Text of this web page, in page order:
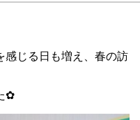
感じる日も増え、春の訪
✿